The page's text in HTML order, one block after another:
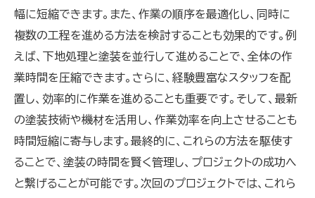
幅に短縮できます。また、作業の順序を最適化し、同時に
複数の工程を進める方法を検討することも効果的です。例
えば、下地処理と塗装を並行して進めることで、全体の作
業時間を圧縮できます。さらに、経験豊富なスタッフを配
置し、効率的に作業を進めることも重要です。そして、最新
の塗装技術や機材を活用し、作業効率を向上させることも
時間短縮に寄与します。最終的に、これらの方法を駆使す
ることで、塗装の時間を賢く管理し、プロジェクトの成功へ
と繋げることが可能です。次回のプロジェクトでは、これら